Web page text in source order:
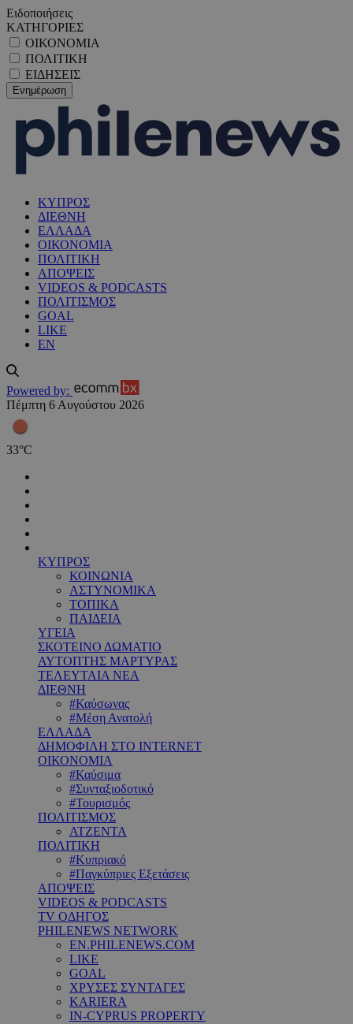
Ειδοποιήσεις
ΚΑΤΗΓΟΡΙΕΣ
ΟΙΚΟΝΟΜΙΑ
ΠΟΛΙΤΙΚΗ
ΕΙΔΗΣΕΙΣ
ΚΥΠΡΟΣ
ΔΙΕΘΝΗ
ΕΛΛΑΔΑ
ΟΙΚΟΝΟΜΙΑ
ΠΟΛΙΤΙΚΗ
ΑΠΟΨΕΙΣ
VIDEOS & PODCASTS
ΠΟΛΙΤΙΣΜΟΣ
GOAL
LIKE
EN
Powered by:
Πέμπτη 6 Αυγούστου 2026
33°C
ΚΥΠΡΟΣ
ΚΟΙΝΩΝΙΑ
ΑΣΤΥΝΟΜΙΚΑ
ΤΟΠΙΚΑ
ΠΑΙΔΕΙΑ
ΥΓΕΙΑ
ΣΚΟΤΕΙΝΟ ΔΩΜΑΤΙΟ
ΑΥΤΟΠΤΗΣ ΜΑΡΤΥΡΑΣ
ΤΕΛΕΥΤΑΙΑ ΝΕΑ
ΔΙΕΘΝΗ
#Καύσωνας
#Μέση Ανατολή
ΕΛΛΑΔΑ
ΔΗΜΟΦΙΛΗ ΣΤΟ INTERNET
ΟΙΚΟΝΟΜΙΑ
#Καύσιμα
#Συνταξιοδοτικό
#Τουρισμός
ΠΟΛΙΤΙΣΜΟΣ
ΑΤΖΕΝΤΑ
ΠΟΛΙΤΙΚΗ
#Κυπριακό
#Παγκύπριες Εξετάσεις
ΑΠΟΨΕΙΣ
VIDEOS & PODCASTS
TV ΟΔΗΓΟΣ
PHILENEWS NETWORK
EN.PHILENEWS.COM
LIKE
GOAL
ΧΡΥΣΕΣ ΣΥΝΤΑΓΕΣ
KARIERA
IN-CYPRUS PROPERTY